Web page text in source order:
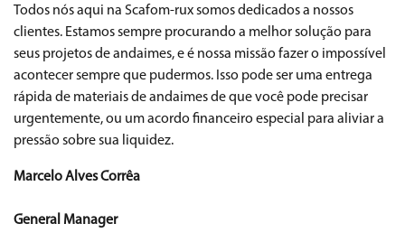
Todos nós aqui na Scafom-rux somos dedicados a nossos
clientes. Estamos sempre procurando a melhor solução para
seus projetos de andaimes, e é nossa missão fazer o impossível
acontecer sempre que pudermos. Isso pode ser uma entrega
rápida de materiais de andaimes de que você pode precisar
urgentemente, ou um acordo financeiro especial para aliviar a
pressão sobre sua liquidez.
Marcelo Alves Corrêa
General Manager